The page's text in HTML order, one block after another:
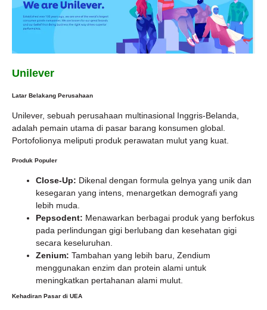
Unilever
Latar Belakang Perusahaan
Unilever, sebuah perusahaan multinasional Inggris-Belanda,
adalah pemain utama di pasar barang konsumen global.
Portofolionya meliputi produk perawatan mulut yang kuat.
Produk Populer
Close-Up: Dikenal dengan formula gelnya yang unik dan
kesegaran yang intens, menargetkan demografi yang
lebih muda.
Pepsodent: Menawarkan berbagai produk yang berfokus
pada perlindungan gigi berlubang dan kesehatan gigi
secara keseluruhan.
Zenium: Tambahan yang lebih baru, Zendium
menggunakan enzim dan protein alami untuk
meningkatkan pertahanan alami mulut.
Kehadiran Pasar di UEA